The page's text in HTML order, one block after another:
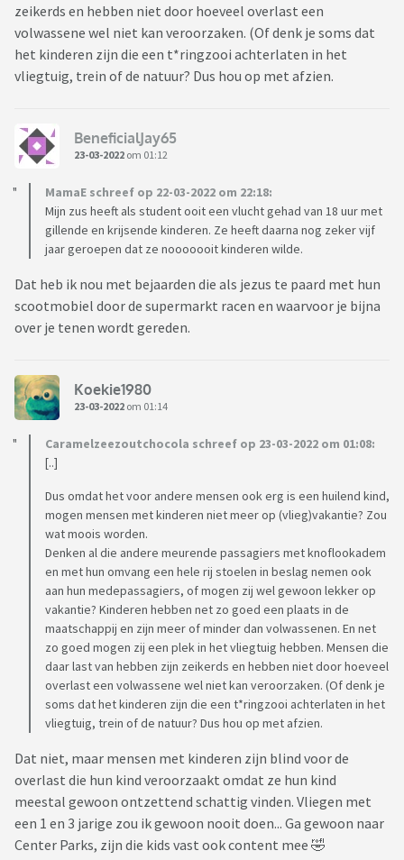
zeikerds en hebben niet door hoeveel overlast een
volwassene wel niet kan veroorzaken. (Of denk je soms dat
het kinderen zijn die een t*ringzooi achterlaten in het
vliegtuig, trein of de natuur? Dus hou op met afzien.
BeneficialJay65
23-03-2022 om 01:12
MamaE schreef op 22-03-2022 om 22:18:
Mijn zus heeft als student ooit een vlucht gehad van 18 uur met
gillende en krijsende kinderen. Ze heeft daarna nog zeker vijf
jaar geroepen dat ze nooooooit kinderen wilde.
Dat heb ik nou met bejaarden die als jezus te paard met hun
scootmobiel door de supermarkt racen en waarvoor je bijna
over je tenen wordt gereden.
Koekie1980
23-03-2022 om 01:14
Caramelzeezoutchocola schreef op 23-03-2022 om 01:08:
[..]
Dus omdat het voor andere mensen ook erg is een huilend kind,
mogen mensen met kinderen niet meer op (vlieg)vakantie? Zou
wat moois worden.
Denken al die andere meurende passagiers met knoflookadem
en met hun omvang een hele rij stoelen in beslag nemen ook
aan hun medepassagiers, of mogen zij wel gewoon lekker op
vakantie? Kinderen hebben net zo goed een plaats in de
maatschappij en zijn meer of minder dan volwassenen. En net
zo goed mogen zij een plek in het vliegtuig hebben. Mensen die
daar last van hebben zijn zeikerds en hebben niet door hoeveel
overlast een volwassene wel niet kan veroorzaken. (Of denk je
soms dat het kinderen zijn die een t*ringzooi achterlaten in het
vliegtuig, trein of de natuur? Dus hou op met afzien.
Dat niet, maar mensen met kinderen zijn blind voor de
overlast die hun kind veroorzaakt omdat ze hun kind
meestal gewoon ontzettend schattig vinden. Vliegen met
een 1 en 3 jarige zou ik gewoon nooit doen... Ga gewoon naar
Center Parks, zijn die kids vast ook content mee 🤣